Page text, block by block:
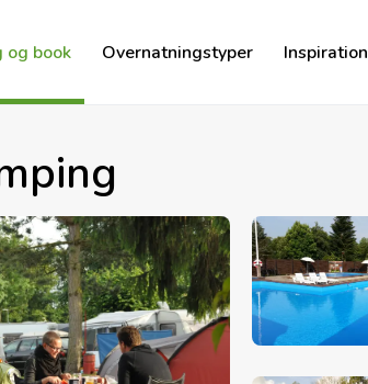
og book Overnatningstyper Inspiration